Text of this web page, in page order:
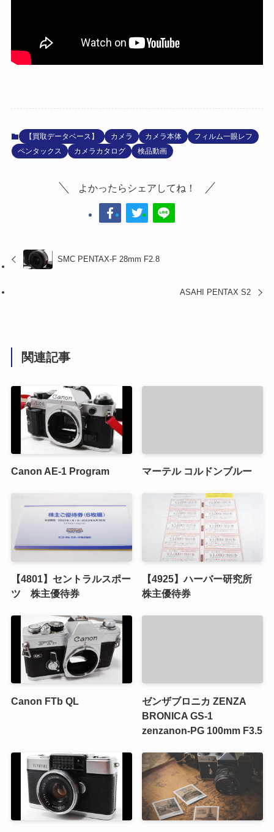
【買取データベース】 カメラ カメラ本体
フィルム一眼レフ
ペンタックス
カメラカタログ 検品動画
よかったらシェアしてね！
SMC PENTAX-F 28mm F2.8
ASAHI PENTAX S2
関連記事
Canon AE-1 Program マーテル コルドンブルー
【4801】セントラルスポー
ツ 株主優待券
【4925】ハーバー研究所
株主優待券
Canon FTb QL
ゼンザブロニカ ZENZA
BRONICA GS-1
zenzanon-PG 100mm F3.5